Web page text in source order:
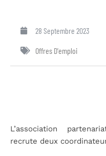
28 Septembre 2023
Offres D'emploi
L’association
recrute deux